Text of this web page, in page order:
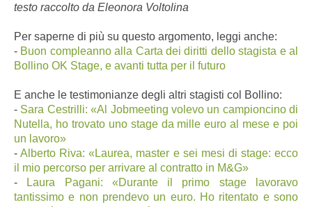
testo raccolto da Eleonora Voltolina
Per saperne di più su questo argomento, leggi anche:
- Buon compleanno alla Carta dei diritti dello stagista e al
Bollino OK Stage, e avanti tutta per il futuro
E anche le testimonianze degli altri stagisti col Bollino:
- Sara Cestrilli: «Al Jobmeeting volevo un campioncino di
Nutella, ho trovato uno stage da mille euro al mese e poi
un lavoro»
-Alberto Riva: «Laurea, master e sei mesi di stage: ecco
il mio percorso per arrivare al contratto in M&G»
-
Laura Pagani: «Durante il primo stage lavoravo
tantissimo e non prendevo un euro. Ho ritentato e sono